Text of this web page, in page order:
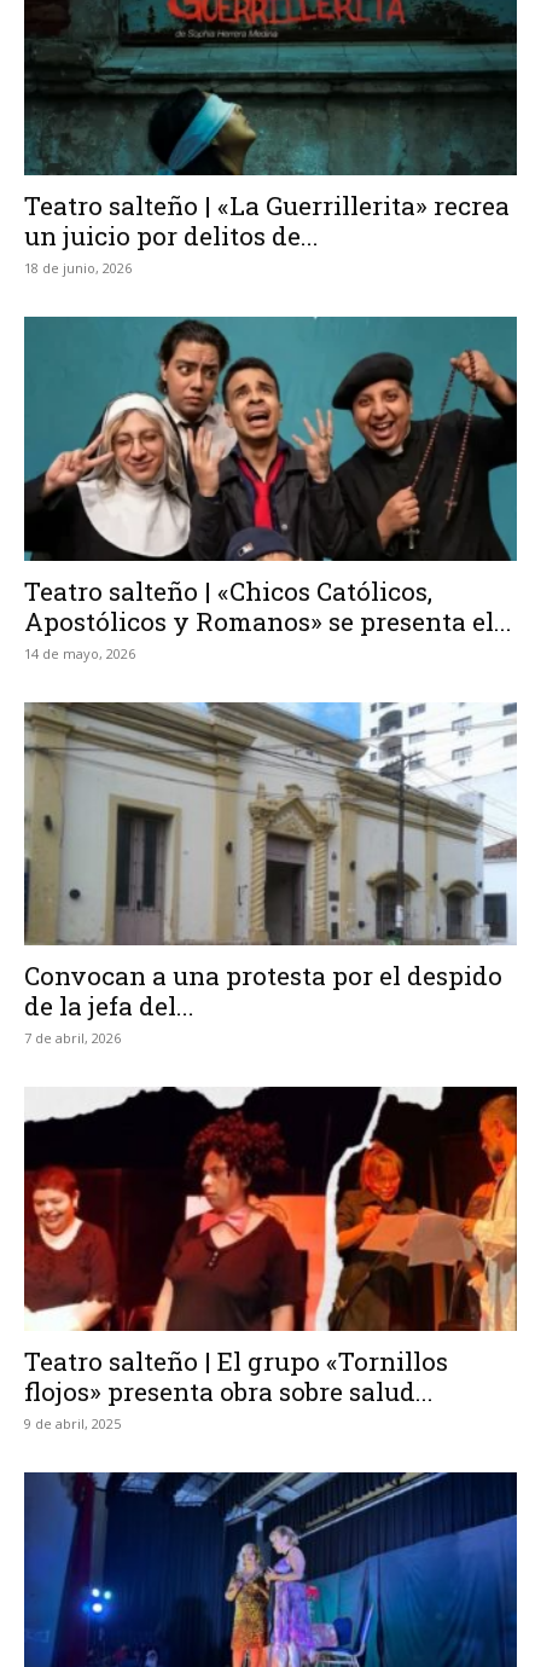
Teatro salteño | «La Guerrillerita» recrea
un juicio por delitos de...
18 de junio, 2026
Teatro salteño | «Chicos Católicos,
Apostólicos y Romanos» se presenta el...
14 de mayo, 2026
Convocan a una protesta por el despido
de la jefa del...
7 de abril, 2026
Teatro salteño | El grupo «Tornillos
flojos» presenta obra sobre salud...
9 de abril, 2025